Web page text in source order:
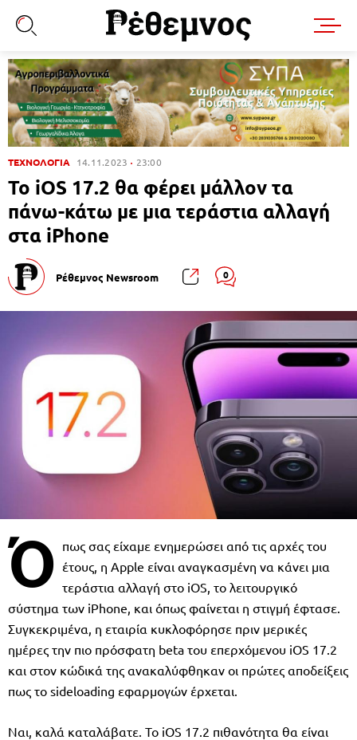
ΤΕΧΝΟΛΟΓΙΑ 14.11.2023 23:00
Το iOS 17.2 θα φέρει μάλλον τα
πάνω-κάτω με μια τεράστια αλλαγή
στα iPhone
Ρέθεμνος Newsroom 0
Ό πως σας είχαμε ενημερώσει από τις αρχές του
έτους, η Apple είναι αναγκασμένη να κάνει μια
τεράστια αλλαγή στο iOS, το λειτουργικό
σύστημα των iPhone, και όπως φαίνεται η στιγμή έφτασε.
Συγκεκριμένα, η εταιρία κυκλοφόρησε πριν μερικές
ημέρες την πιο πρόσφατη beta του επερχόμενου iOS 17.2
και στον κώδικά της ανακαλύφθηκαν οι πρώτες αποδείξεις
πως το sideloading εφαρμογών έρχεται.
Ναι, καλά καταλάβατε. Το iOS 17.2 πιθανότητα θα είναι